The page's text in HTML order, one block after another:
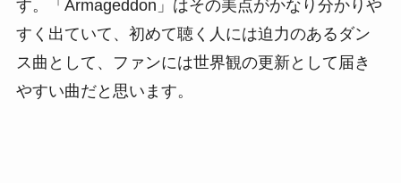
す。「Armageddon」はその美点がかなり分かりや
すく出ていて、初めて聴く人には迫力のあるダン
ス曲として、ファンには世界観の更新として届き
やすい曲だと思います。